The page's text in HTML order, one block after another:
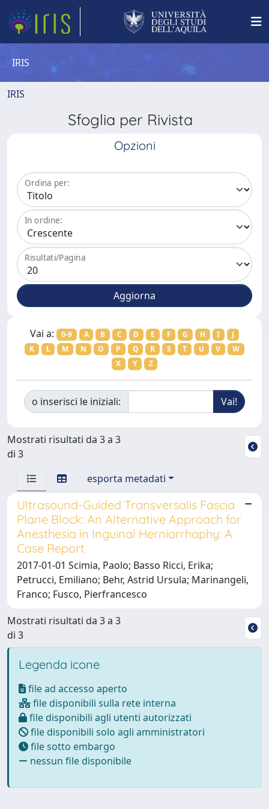
IRIS
IRIS
Sfoglia per Rivista
Opzioni
Ordina per:
In ordine:
Risultati/Pagina
Vai a: 0-9 A B C D E F G H I
J
K
L M N O P Q R S T U V
W
X
Y Z
o inserisci le iniziali:
Mostrati risultati da 3 a 3
di 3
esporta metadati
Ultrasound-Guided Transversalis Fascia
Plane Block: An Alternative Approach for
Anesthesia in Inguinal Herniorrhaphy: A
Case Report
2017-01-01 Scimia, Paolo; Basso Ricci, Erika;
Petrucci, Emiliano; Behr, Astrid Ursula; Marinangeli,
Franco; Fusco, Pierfrancesco
Mostrati risultati da 3 a 3
di 3
Legenda icone
file ad accesso aperto
file disponibili sulla rete interna
file disponibili agli utenti autorizzati
file disponibili solo agli amministratori
file sotto embargo
nessun file disponibile